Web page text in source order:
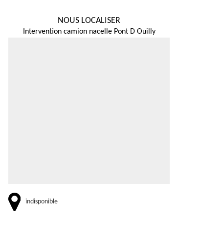
NOUS LOCALISER
Intervention camion nacelle Pont D Ouilly
indisponible